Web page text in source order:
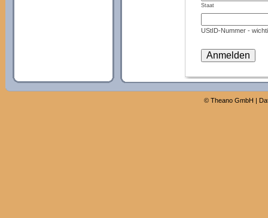
Staat
UStID-Nummer -
© Theano GmbH |